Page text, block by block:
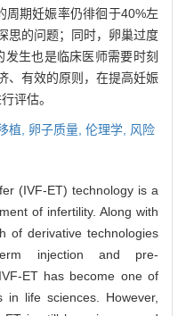
周期妊娠率仍徘徊于40%左
思的问题；同时，卵巢过度
生也是临床医师需要时刻
、有效的原则，在提高妊娠
评估。
植, 卵子质量, 伦理学, 风险
(IVF-ET) technology is a
of infertility. Along with
of derivative technologies
injection and pre-
ET has become one of
in life sciences. However,